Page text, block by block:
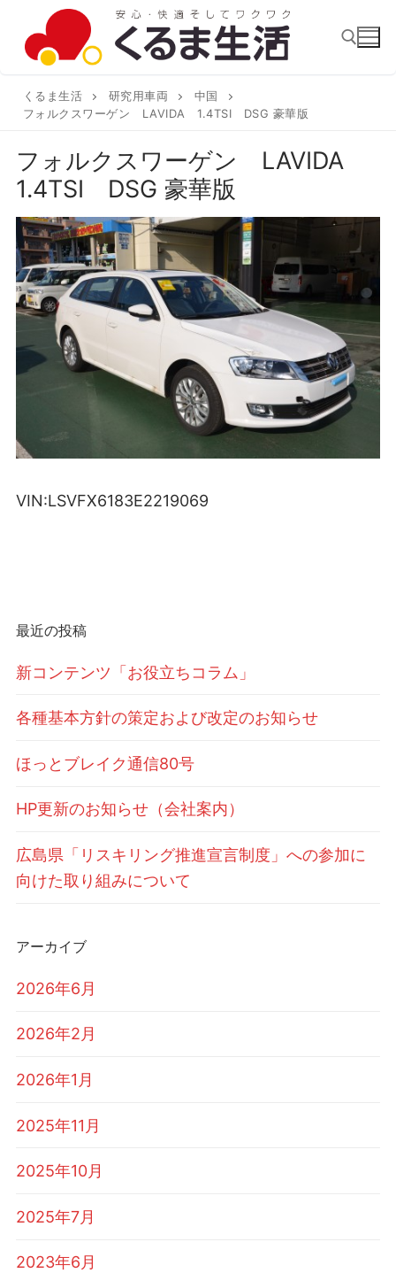
検索:
くるま生活 研究用車両
中国
フォルクスワーゲン LAVIDA 1.4TSI DSG 豪華版
フォルクスワーゲン LAVIDA
1.4TSI DSG 豪華版
VIN:LSVFX6183E2219069
最近の投稿
新コンテンツ「お役立ちコラム」
各種基本方針の策定および改定のお知らせ
ほっとブレイク通信80号
HP更新のお知らせ（会社案内）
広島県「リスキリング推進宣言制度」への参加に
向けた取り組みについて
アーカイブ
2026年6月
2026年2月
2026年1月
2025年11月
2025年10月
2025年7月
2023年6月